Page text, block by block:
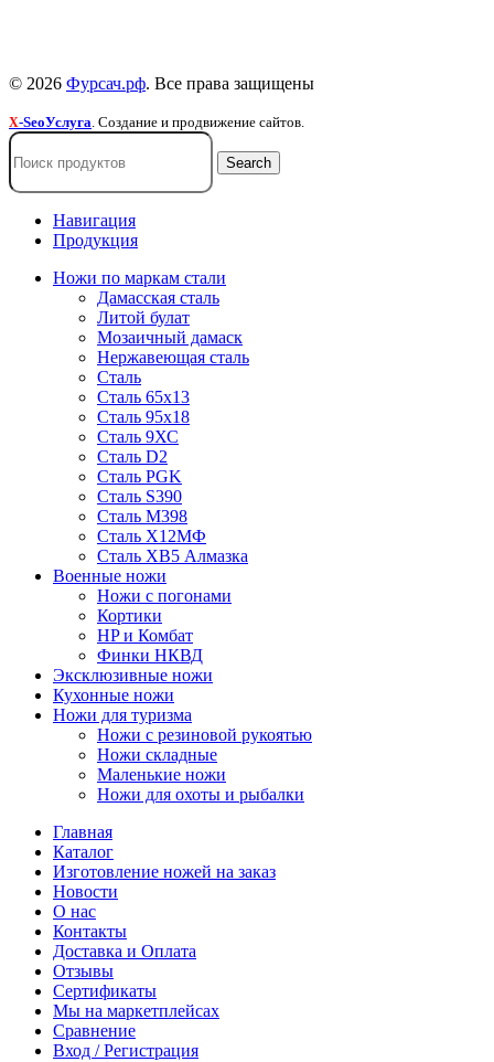
© 2026 Фурсач.рф. Все права защищены
X-SeoУслуга. Создание и продвижение сайтов.
Search
Навигация
Продукция
Ножи по маркам стали
Дамасская сталь
Литой булат
Мозаичный дамаск
Нержавеющая сталь
Сталь
Сталь 65х13
Сталь 95х18
Сталь 9ХС
Сталь D2
Сталь PGK
Сталь S390
Сталь M398
Сталь Х12МФ
Сталь ХВ5 Алмазка
Военные ножи
Ножи с погонами
Кортики
HP и Комбат
Финки НКВД
Эксклюзивные ножи
Кухонные ножи
Ножи для туризма
Ножи с резиновой рукоятью
Ножи складные
Маленькие ножи
Ножи для охоты и рыбалки
Главная
Каталог
Изготовление ножей на заказ
Новости
О нас
Контакты
Доставка и Оплата
Отзывы
Сертификаты
Мы на маркетплейсах
Сравнение
Вход / Регистрация